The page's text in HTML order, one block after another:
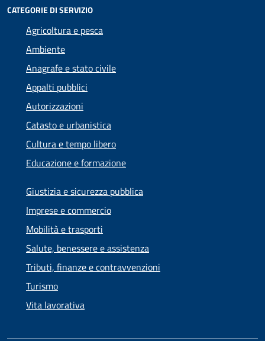
CATEGORIE DI SERVIZIO
Agricoltura e pesca
Ambiente
Anagrafe e stato civile
Appalti pubblici
Autorizzazioni
Catasto e urbanistica
Cultura e tempo libero
Educazione e formazione
Giustizia e sicurezza pubblica
Imprese e commercio
Mobilità e trasporti
Salute, benessere e assistenza
Tributi, finanze e contravvenzioni
Turismo
Vita lavorativa